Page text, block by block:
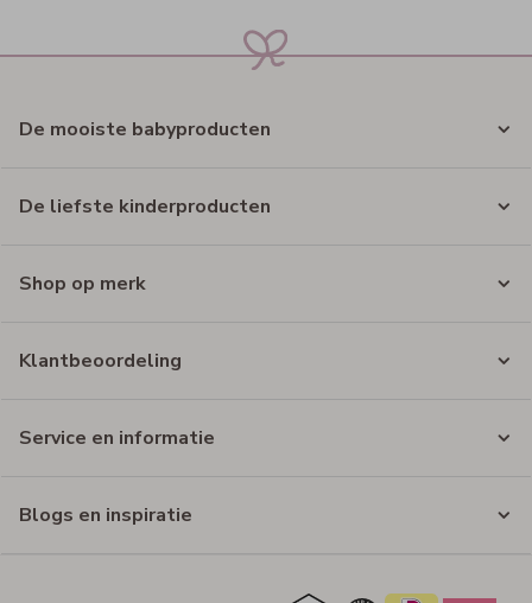
De mooiste babyproducten
De liefste kinderproducten
Shop op merk
Klantbeoordeling
Service en informatie
Blogs en inspiratie